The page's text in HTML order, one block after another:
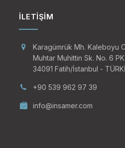
İLETIŞIM
Karagümrük Mh. Kaleboyu
Muhtar Muhittin Sk. No. 6 PK.
34091 Fatih/İstanbul -
+90 539 962 97 39
info@insamer.com